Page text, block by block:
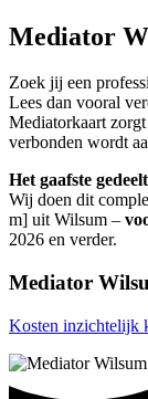
Mediator
Zoek jij een
Lees dan vooral
Mediatorkaart
verbonden wordt
Het gaafste
Wij doen dit
m] uit Wilsum –
2026 en verder.
Mediator
Kosten inzichtelijk